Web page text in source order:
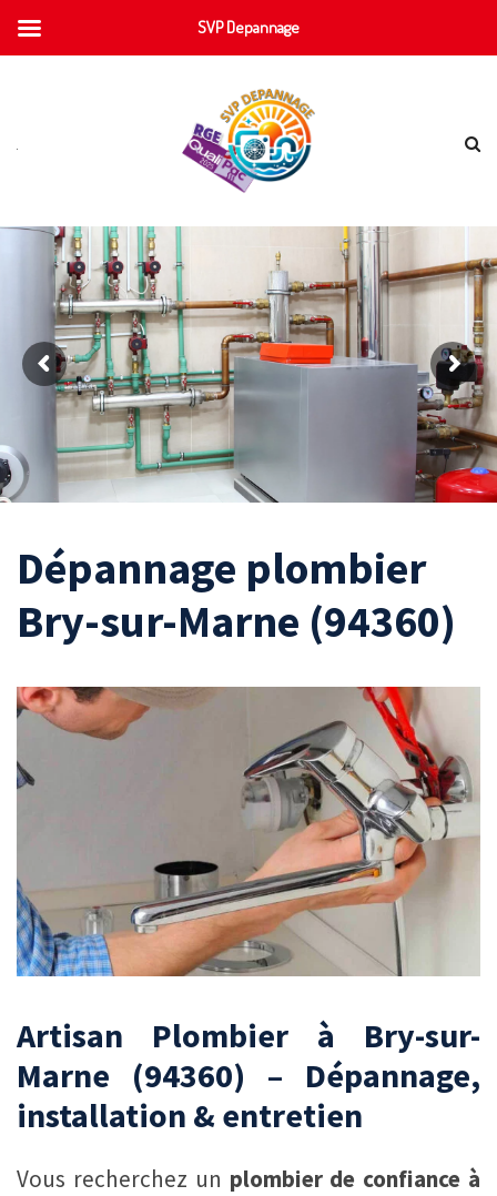
Dépannage plombier
Bry-sur-Marne (94360)
Artisan Plombier à Bry-sur-
Marne (94360) – Dépannage,
installation & entretien
Vous recherchez un plombier de confiance à
SVP Depannage